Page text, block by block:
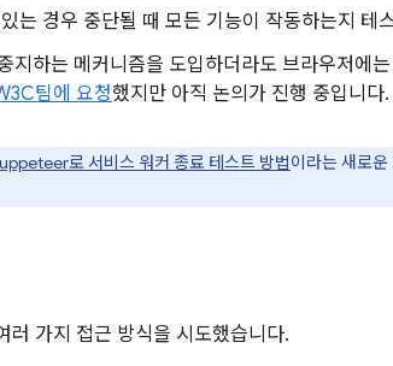
는 경우 중단될 때 모든 기능이 작동하는지 테
지하는 메커니즘을 도입하더라도 브라우저에
팀에 요청했지만 아직 논의가 진행 중입니다.
로 서비스 워커 종료 테스트 방법이라는 새로
러 가지 접근 방식을 시도했습니다.